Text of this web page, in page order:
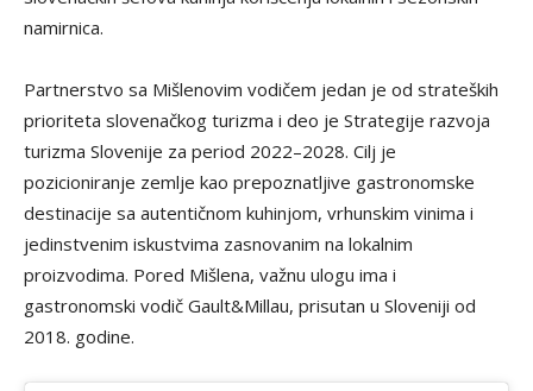
namirnica.
Partnerstvo sa Mišlenovim vodičem jedan je od strateških
prioriteta slovenačkog turizma i deo je Strategije razvoja
turizma Slovenije za period 2022–2028. Cilj je
pozicioniranje zemlje kao prepoznatljive gastronomske
destinacije sa autentičnom kuhinjom, vrhunskim vinima i
jedinstvenim iskustvima zasnovanim na lokalnim
proizvodima. Pored Mišlena, važnu ulogu ima i
gastronomski vodič Gault&Millau, prisutan u Sloveniji od
2018. godine.